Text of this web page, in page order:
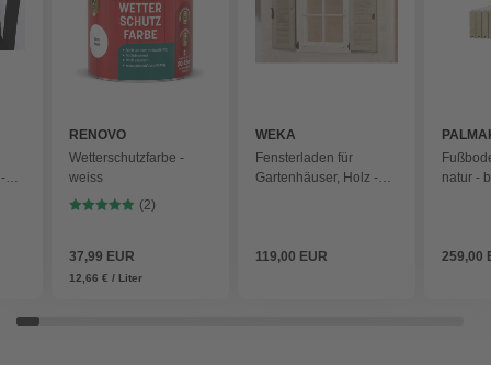
RENOVO
Wetterschutzfarbe -
weiss
(2)
37,99 EUR
12,66 € / Liter
WEKA
Fensterladen für
Gartenhäuser, Holz -
119,00 EUR
natur -
259,00